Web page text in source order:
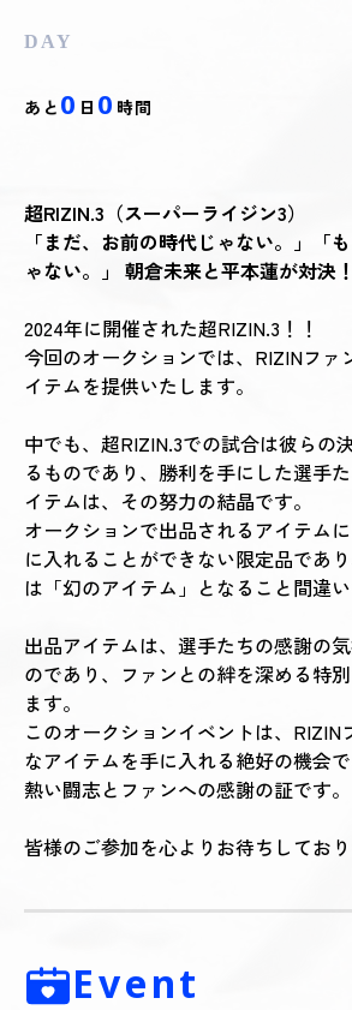
DAY
あと 0 日 0 時間
超RIZIN.3（スーパーライジン3）
「まだ、お前の時代じゃない。」「
ゃない。」 朝倉未来と平本蓮が対決！
2024年に開催された超RIZIN.3！！
今回のオークションでは、RIZINファ
イテムを提供いたします。
中でも、超RIZIN.3での試合は彼らの
るものであり、勝利を手にした選手
イテムは、その努力の結晶です。
オークションで出品されるアイテム
に入れることができない限定品であ
は「幻のアイテム」となること間違い
出品アイテムは、選手たちの感謝の
のであり、ファンとの絆を深める特
ます。
このオークションイベントは、RIZIN
なアイテムを手に入れる絶好の機会
熱い闘志とファンへの感謝の証です。
皆様のご参加を心よりお待ちしており
Event